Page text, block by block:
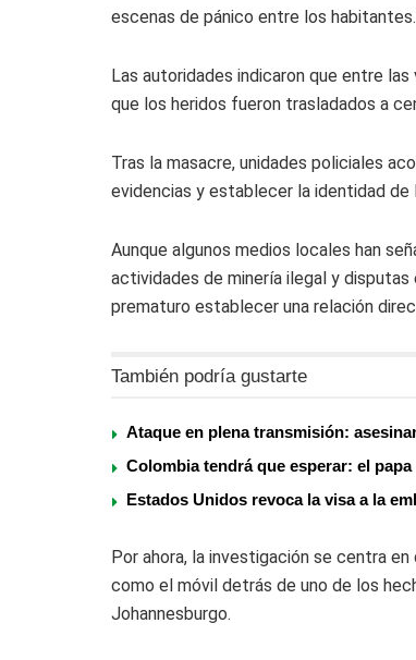
escenas de pánico entre los habitantes.
Las autoridades indicaron que entre
que los heridos fueron trasladados a
Tras la masacre, unidades policiales
evidencias y establecer la identidad de
Aunque algunos medios locales han
actividades de minería ilegal y
prematuro establecer una relación
También podría gustarte
Ataque en plena transmisión:
Colombia tendrá que esperar: el
Estados Unidos revoca la visa a la
Por ahora, la investigación se centra
como el móvil detrás de uno de los
Johannesburgo.